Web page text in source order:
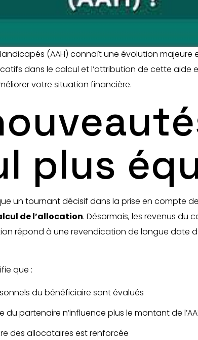
(AAH) connaît une évolution
dans le calcul et l’attribution de cette aide
votre situation financière.
plus
un tournant décisif dans la prise en compte
de l’allocation. Désormais, les revenus du
répond à une revendication de longue date
que :
du bénéficiaire sont évalués
du partenaire n’influence plus le montant de
des allocataires est renforcée